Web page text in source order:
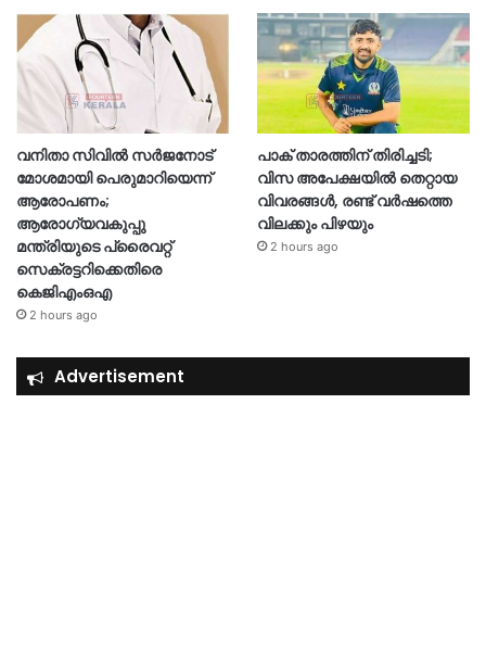
വനിതാ സിവിൽ സർജനോട്
മോശമായി പെരുമാറിയെന്ന്
ആരോപണം;
ആരോഗ്യവകുപ്പു
മന്ത്രിയുടെ പ്രൈവറ്റ്
സെക്രട്ടറിക്കെതിരെ
കെജിഎംഒഎ
2 hours ago
പാക് താരത്തിന് തിരിച്ചടി;
വിസ അപേക്ഷയിൽ തെറ്റായ
വിവരങ്ങൾ, രണ്ട് വർഷത്തെ
വിലക്കും പിഴയും
2 hours ago
Advertisement